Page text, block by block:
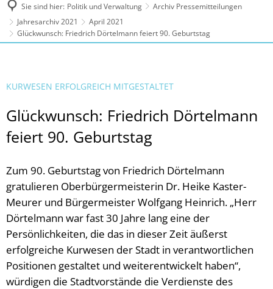
Sie sind hier: Politik und Verwaltung
Archiv Pressemitteilungen
Jahresarchiv 2021
April 2021
Glückwunsch: Friedrich Dörtelmann feiert 90. Geburtstag
KURWESEN ERFOLGREICH MITGESTALTET
Glückwunsch: Friedrich Dörtelmann
feiert 90. Geburtstag
Zum 90. Geburtstag von Friedrich Dörtelmann
gratulieren Oberbürgermeisterin Dr. Heike Kaster-
Meurer und Bürgermeister Wolfgang Heinrich. „Herr
Dörtelmann war fast 30 Jahre lang eine der
Persönlichkeiten, die das in dieser Zeit äußerst
erfolgreiche Kurwesen der Stadt in verantwortlichen
Positionen gestaltet und weiterentwickelt haben“,
würdigen die Stadtvorstände die Verdienste des